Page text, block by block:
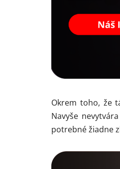
Okrem toho, že
Navyše
potrebné žiadne